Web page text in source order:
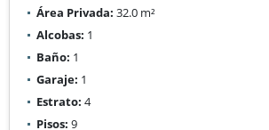
Área Privada: 32.0 m²
Alcobas: 1
Baño: 1
Garaje: 1
Estrato: 4
Pisos: 9